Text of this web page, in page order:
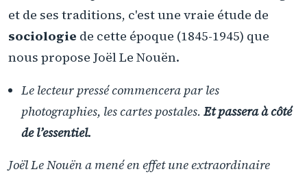
et de ses traditions, c'est une vraie étude de
sociologie de cette époque (1845-1945) que
nous propose Joël Le Nouën.
Le lecteur pressé commencera par les
photographies, les cartes postales.Et passera à côté
de l’essentiel.
Joël Le Nouën a mené en effet une extraordinaire